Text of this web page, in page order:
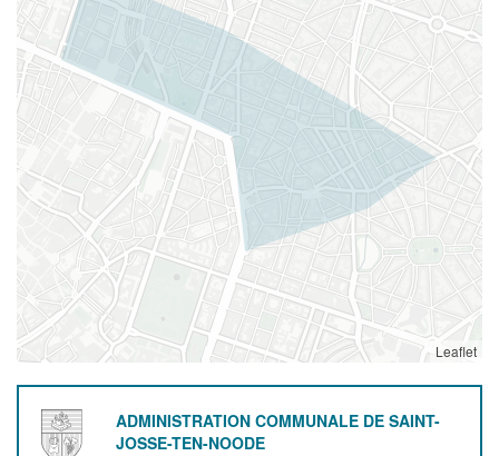
Leaflet
ADMINISTRATION COMMUNALE DE SAINT-
JOSSE-TEN-NOODE